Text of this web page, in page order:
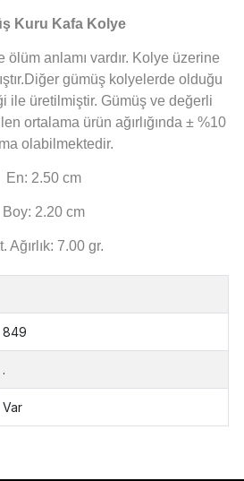
Kuru Kafa Kolye
ölüm anlamı vardır. Kolye üzerine
gümüş kolyelerde olduğu
ile üretilmiştir. Gümüş ve değerli
ortalama ürün ağırlığında ± %10
olabilmektedir.
En: 2.50 cm
Boy: 2.20 cm
Ağırlık: 7.00 gr.
849
.
Var